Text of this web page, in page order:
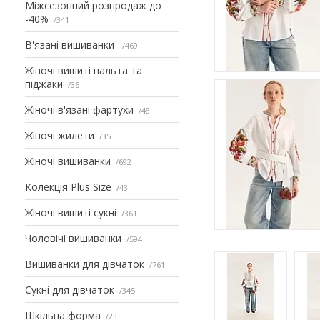
Міжсезонний розпродаж до
-40%
341
В'язані вишиванки 469
Жіночі вишиті пальта та
піджаки
36
Жіночі в'язані фартухи 48
Жіночі жилети 35
Жіночі вишиванки 692
Колекція Plus Size 43
Жіночі вишиті сукні 361
Чоловічі вишиванки 594
Вишиванки для дівчаток 761
Сукні для дівчаток 345
Шкільна форма 23